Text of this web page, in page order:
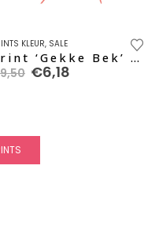
KLEUR, SALE
Print ‘Gekke Bek’ – pomegranate
9,50 Oorspronkelijke
prijs
€6,18